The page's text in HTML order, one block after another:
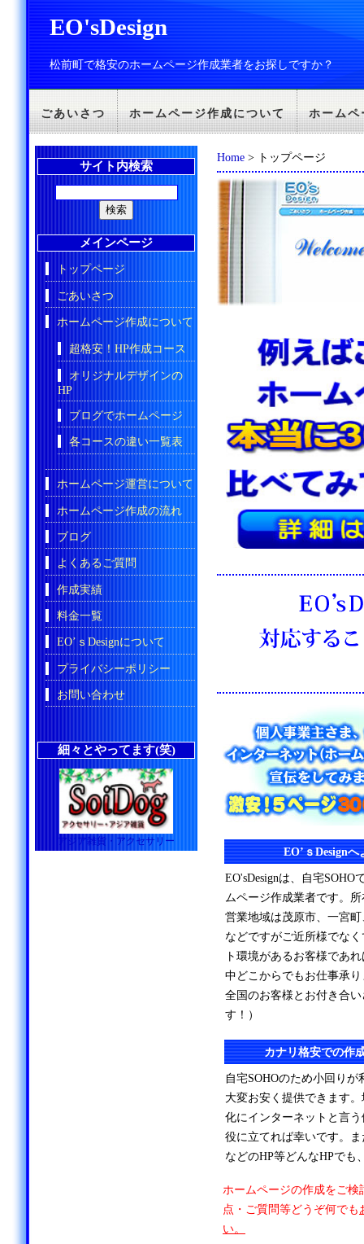
EO'sDesign
松前町で格安のホームページ作成業者をお探しですか？
ごあいさつ ホームページ作成について ホームペ
Home > トップページ
EO’ｓDesign
EO'sDesignは、自宅SOHO
ムページ作成業者です。
営業地域は茂原市、一宮
などですがご近所様でな
ト環境があるお客様であ
中どこからでもお仕事承
全国のお客様とお付き合
す！）
カナリ格安での作
自宅SOHOのため小回り
大変お安く提供できます
化にインターネットと言
役に立てれば幸いです。
などのHP等どんなHPでも
ホームページの作成をご検
点・ご質問等どうぞ何でも
い。
サイト内検索
メインページ
トップページ
ごあいさつ
ホームページ作成について
超格安！HP作成コース
オリジナルデザインの
HP
ブログでホームページ
各コースの違い一覧表
ホームページ運営について
ホームページ作成の流れ
ブログ
よくあるご質問
作成実績
料金一覧
EO’ｓDesignについて
プライバシーポリシー
お問い合わせ
細々とやってます(笑)
アジア雑貨・アクセサリー